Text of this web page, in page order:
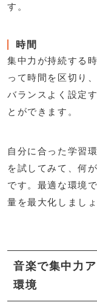
す。
時間
集中力が持続する
って時間を区切り
バランスよく設定
とができます。
自分に合った学習
を試してみて、何
です。最適な環境
量を最大化しましょ
音楽で集中力
環境